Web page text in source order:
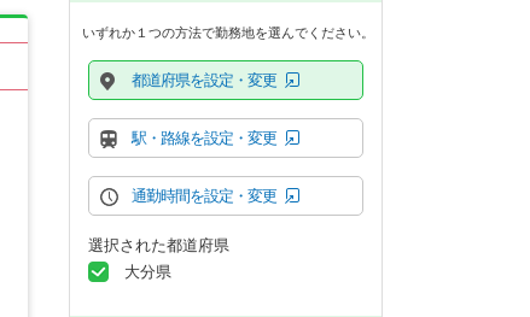
いずれか１つの方法で勤務地を選んでください。
都道府県を設定・変更
駅・路線を設定・変更
通勤時間を設定・変更
選択された都道府県
大分県